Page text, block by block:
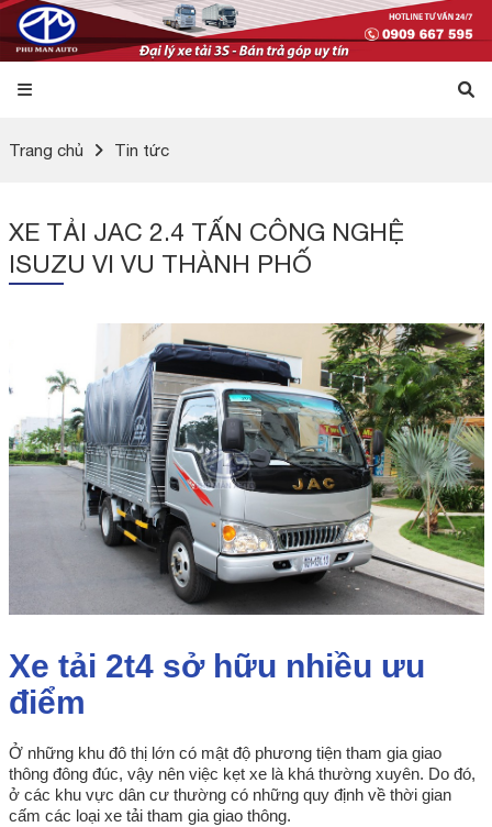
Trang chủ Tin tức
XE TẢI JAC 2.4 TẤN CÔNG NGHỆ
ISUZU VI VU THÀNH PHỐ
Xe tải 2t4 sở hữu nhiều ưu
điểm
Ở những khu đô thị lớn có mật độ phương tiện tham gia giao
thông đông đúc, vậy nên việc kẹt xe là khá thường xuyên. Do đó,
ở các khu vực dân cư thường có những quy định về thời gian
cấm các loại xe tải tham gia giao thông.